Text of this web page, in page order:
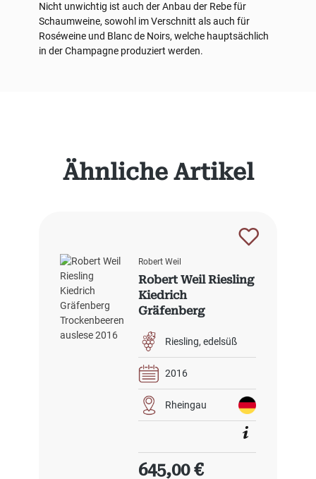
Produktgalerie überspringen
Ähnliche Artikel
Robert Weil
Robert Weil Riesling
Kiedrich
Gräfenberg
ese 2016
Riesling edelsüß
2016
Rheingau
Regulärer Preis:
645,00 €
Nicht unwichtig ist auch der Anbau der Rebe für
Schaumweine, sowohl im Verschnitt als auch für
Roséweine und Blanc de Noirs, welche hauptsächlich
in der Champagne produziert werden.